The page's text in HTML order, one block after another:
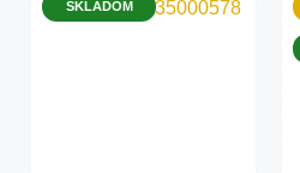
SKLADOM